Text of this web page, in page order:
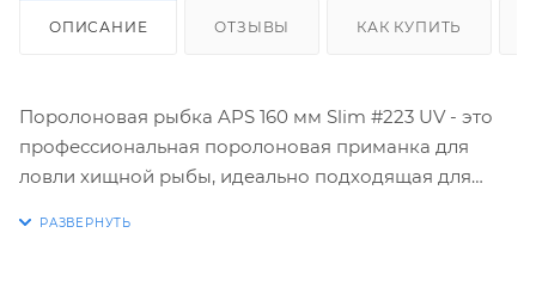
ОПИСАНИЕ ОТЗЫВЫ КАК КУПИТЬ
Поролоновая рыбка APS 160 мм Slim #223 UV - это
профессиональная поролоновая приманка для
ловли хищной рыбы, идеально подходящая для